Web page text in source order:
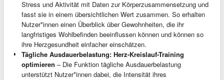
Stress und Aktivität mit Daten zur Körperzusammensetzung und
fasst sie in einem übersichtlichen Wert zusammen. So erhalten
Nutzer*innen einen Überblick über Gewohnheiten, die ihr
langfristiges Wohlbefinden beeinflussen können und können so
ihre Herzgesundheit einfacher einschätzen.
Tägliche Ausdauerbelastung: Herz-Kreislauf-Training
optimieren – Die Funktion tägliche Ausdauerbelastung
unterstützt Nutzer*innen dabei, die Intensität ihres